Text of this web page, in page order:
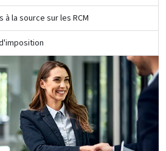
la source sur les RCM